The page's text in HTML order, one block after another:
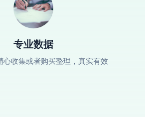
专业数据
心收集或者购买整理，真实有效